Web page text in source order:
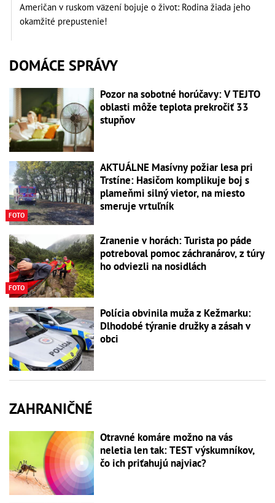
Američan v ruskom väzení bojuje o život: Rodina žiada jeho
okamžité prepustenie!
DOMÁCE SPRÁVY
Pozor na sobotné horúčavy: V TEJTO
oblasti môže teplota prekročiť 33
stupňov
FOTO
AKTUÁLNE Masívny požiar lesa pri
Trstíne: Hasičom komplikuje boj s
plameňmi silný vietor, na miesto
smeruje vrtuľník
FOTO
Zranenie v horách: Turista po páde
potreboval pomoc záchranárov, z túry
ho odviezli na nosidlách
Polícia obvinila muža z Kežmarku:
Dlhodobé týranie družky a zásah v
obci
ZAHRANIČNÉ
Otravné komáre možno na vás
neletia len tak: TEST výskumníkov,
čo ich priťahujú najviac?